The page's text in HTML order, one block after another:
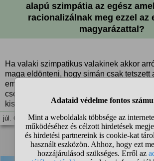
alapú szimpátia az egész
racionalizálnak meg ezzel az
magyarázattal?
Ha valaki szimpatikus valakinek akkor
maga eldönteni, hogy simán csak tetszett
emiatt pozitívan reagált rá, aminek
csodát a másik fél is pozitívan reagált
kisugárzást lát bele holott sokkal
júl. 6. 13:35
❮ 1 2